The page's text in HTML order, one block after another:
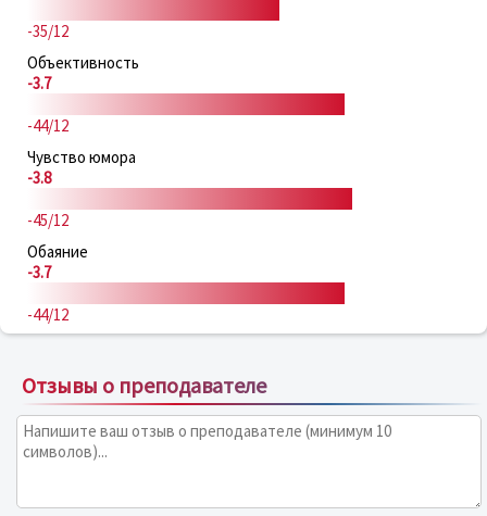
-35/12
Объективность
-3.7
-44/12
Чувство юмора
-3.8
-45/12
Обаяние
-3.7
-44/12
Отзывы о преподавателе